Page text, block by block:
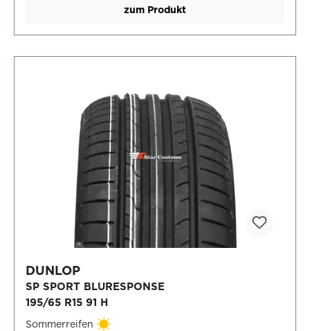
zum Produkt
DUNLOP
SP SPORT BLURESPONSE
195/65 R15 91 H
Sommerreifen